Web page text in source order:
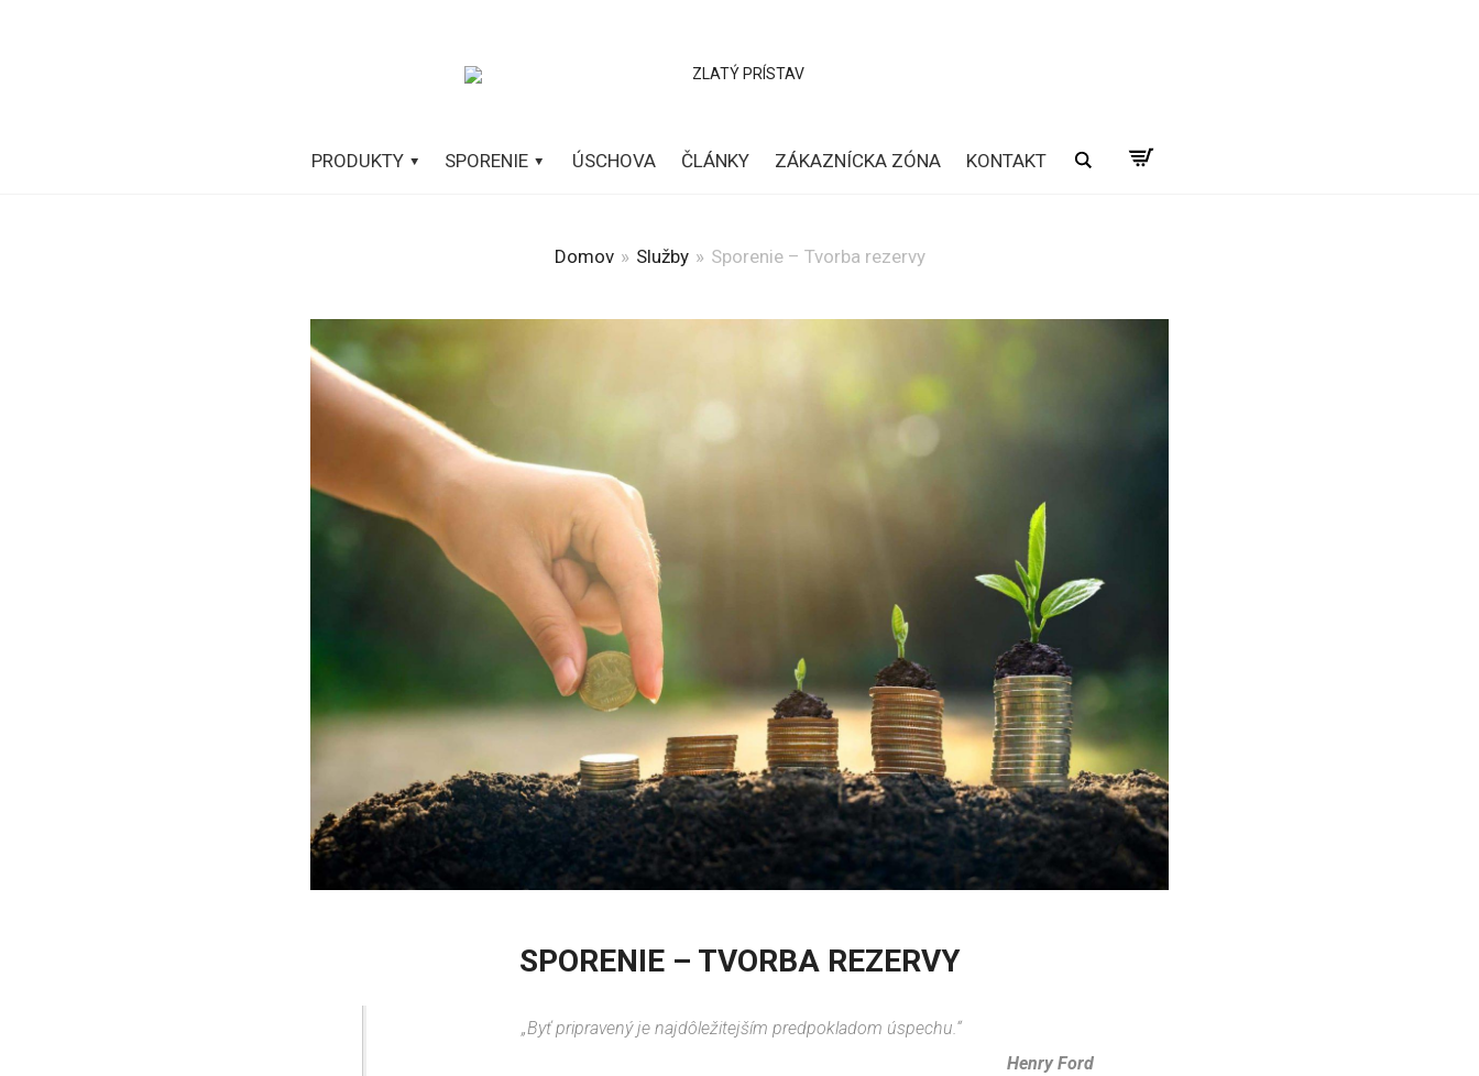
PRODUKTY SPORENIE ÚSCHOVA ČLÁNKY ZÁKAZNÍCKA ZÓNA KONTAKT Hľadať
Domov » Služby » Sporenie – Tvorba rezervy
SPORENIE – TVORBA REZERVY
„Byť pripravený je najdôležitejším predpokladom úspechu.“
Henry Ford